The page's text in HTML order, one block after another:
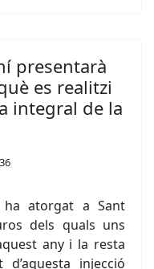
presentarà
es realitzi
integral de la
ha atorgat a Sant
dels quals uns
any i la resta
injecció